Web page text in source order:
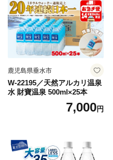
鹿児島県垂水市
W-22195／天然アルカリ温泉
水 財寶温泉 500ml×25本
7,000円